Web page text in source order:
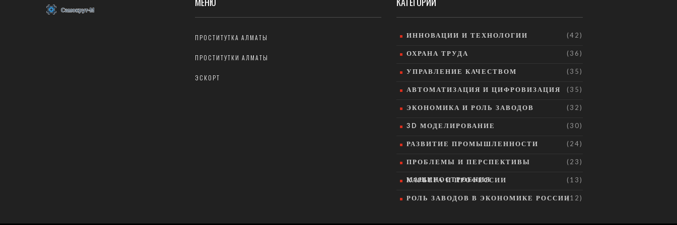
ПРОСТИТУТКА АЛМАТЫ
ПРОСТИТУТКИ АЛМАТЫ
ЭСКОРТ
ИННОВАЦИИ И ТЕХНОЛОГИИ (42)
ОХРАНА ТРУДА (36)
УПРАВЛЕНИЕ КАЧЕСТВОМ (35)
АВТОМАТИЗАЦИЯ И ЦИФРОВИЗАЦИЯ (35)
ЭКОНОМИКА И РОЛЬ ЗАВОДОВ (32)
3D МОДЕЛИРОВАНИЕ (30)
РАЗВИТИЕ ПРОМЫШЛЕННОСТИ (24)
ПРОБЛЕМЫ И ПЕРСПЕКТИВЫ
МАШИНОСТРОЕНИЯ
(23)
КАРЬЕРА И ПРОФЕССИИ (13)
РОЛЬ ЗАВОДОВ В ЭКОНОМИКЕ РОССИИ(12)